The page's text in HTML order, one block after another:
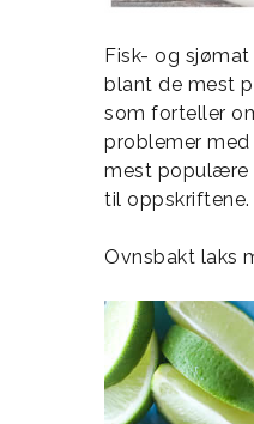
Fisk- og
blant de mest
som forteller
problemer
mest populære
til oppskriftene.
Ovnsbakt laks